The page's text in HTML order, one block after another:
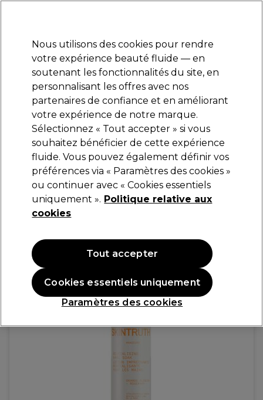
Se connecter
Marques Bons plans Coiffure Electro et Matériel
Livraison et délais
lire la suite
SKINTRUTH Lotion Imprégnante Revitalisante
Pour Les Mains 200ml
6,95 €
Nous utilisons des cookies pour rendre
votre expérience beauté fluide — en
soutenant les fonctionnalités du site, en
personnalisant les offres avec nos
partenaires de confiance et en améliorant
votre expérience de notre marque.
Sélectionnez « Tout accepter » si vous
souhaitez bénéficier de cette expérience
fluide. Vous pouvez également définir vos
préférences via « Paramètres des cookies »
ou continuer avec « Cookies essentiels
uniquement ». Politique relative aux
cookies
Paramètres des cookies
Cookies essentiels uniquement
Tout accepter